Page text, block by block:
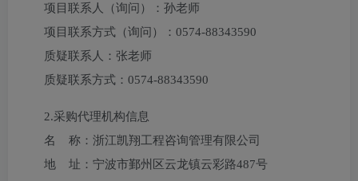
项目联系人（询问）： 孙老师
项目联系方式（询问）： 0574-88343590
质疑联系人： 张老师
质疑联系方式： 0574-88343590
2.采购代理机构信息
名 称： 浙江凯翔工程咨询管理有限公司
地 址： 宁波市鄞州区云龙镇云彩路487号